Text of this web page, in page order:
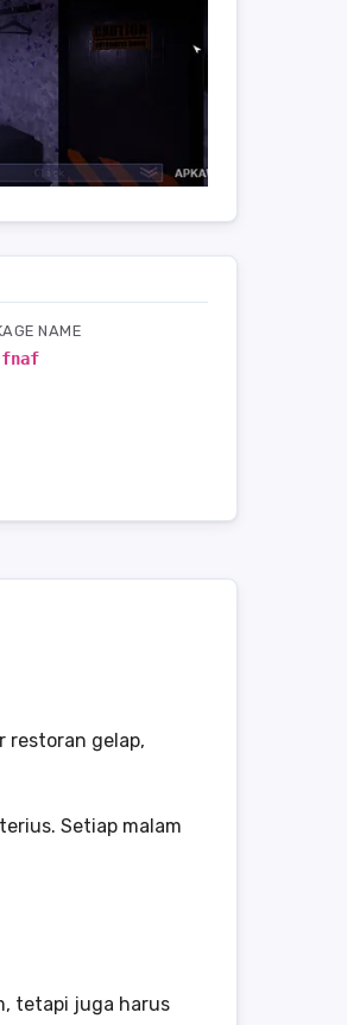
NAME
restoran gelap,
Setiap malam
tetapi juga harus